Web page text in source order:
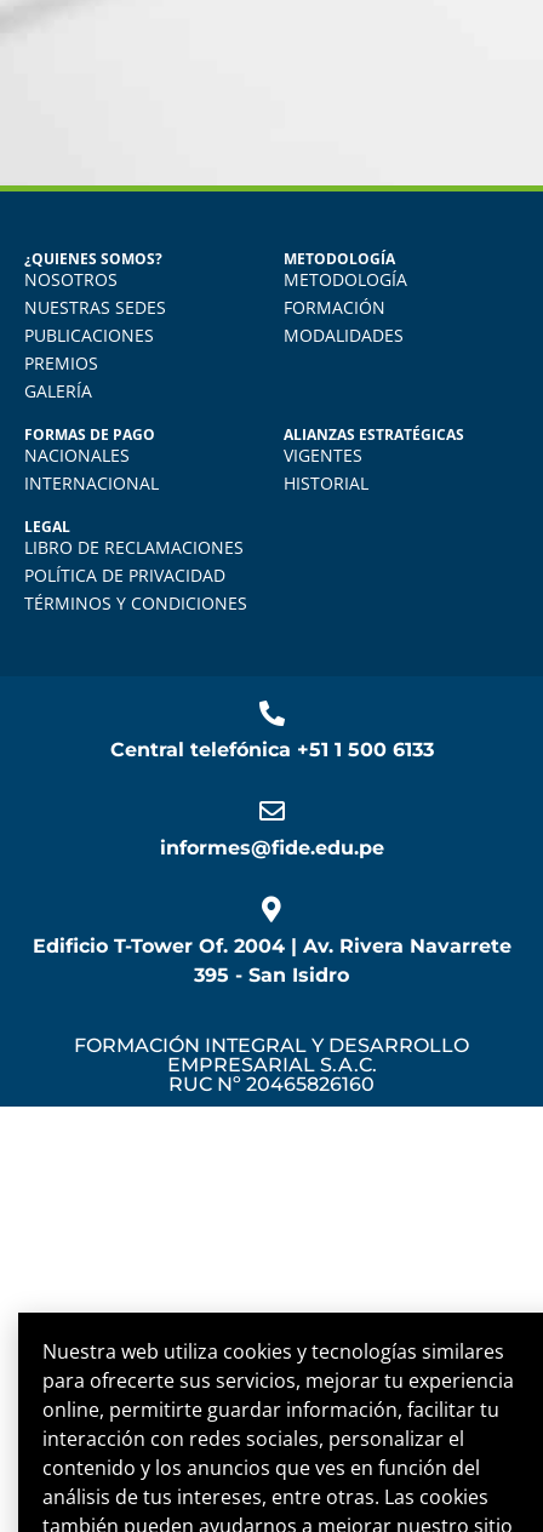
GÓNGORA
Vivo en Arequipa y llevé el diploma con
total comodidad desde mi casa. La
plataforma virtual de FIDE es muy intuitiva
y muy amigable. La enseñanza virtual es
¿QUIENES SOMOS?
NOSOTROS
NUESTRAS SEDES
PUBLICACIONES
PREMIOS
GALERÍA
METODOLOGÍA
METODOLOGÍA
FORMACIÓN
MODALIDADES
FORMAS DE PAGO
NACIONALES
INTERNACIONAL
ALIANZAS ESTRATÉGICAS
VIGENTES
HISTORIAL
LEGAL
LIBRO DE RECLAMACIONES
POLÍTICA DE PRIVACIDAD
TÉRMINOS Y CONDICIONES
Central telefónica +51 1 500 6133
informes@fide.edu.pe
Edificio T-Tower Of. 2004 | Av. Rivera Navarrete
395 - San Isidro
FORMACIÓN INTEGRAL Y DESARROLLO
EMPRESARIAL S.A.C.
RUC Nº 20465826160
Nuestra web utiliza cookies y tecnologías similares
para ofrecerte sus servicios, mejorar tu experiencia
online, permitirte guardar información, facilitar tu
interacción con redes sociales, personalizar el
contenido y los anuncios que ves en función del
análisis de tus intereses, entre otras. Las cookies
también pueden ayudarnos a mejorar nuestro sitio